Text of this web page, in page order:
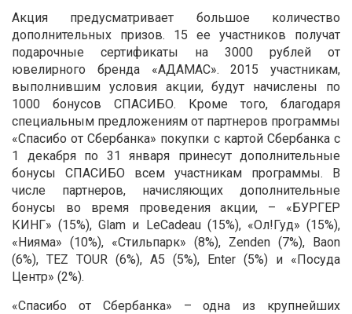
Акция предусматривает большое количество
дополнительных призов. 15 ее участников получат
подарочные сертификаты на 3000 рублей от
ювелирного бренда «АДАМАС». 2015 участникам,
выполнившим условия акции, будут начислены по
1000 бонусов СПАСИБО. Кроме того, благодаря
специальным предложениям от партнеров программы
«Спасибо от Сбербанка» покупки с картой Сбербанка с
1 декабря по 31 января принесут дополнительные
бонусы СПАСИБО всем участникам программы. В
числе партнеров, начисляющих дополнительные
бонусы во время проведения акции, – «БУРГЕР
КИНГ» (15%), Glam и LeCadeau (15%), «Ол!Гуд» (15%),
«Нияма» (10%), «Стильпарк» (8%), Zenden (7%), Baon
(6%), TEZ TOUR (6%), А5 (5%), Enter (5%) и «Посуда
Центр» (2%).
«Спасибо от Сбербанка» – одна из крупнейших